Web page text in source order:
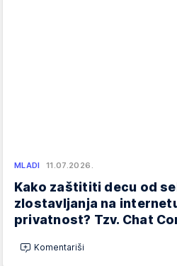
MLADI 11.07.2026.
Kako zaštititi decu od
zlostavljanja na
privatnost? Tzv. Chat
Komentariši